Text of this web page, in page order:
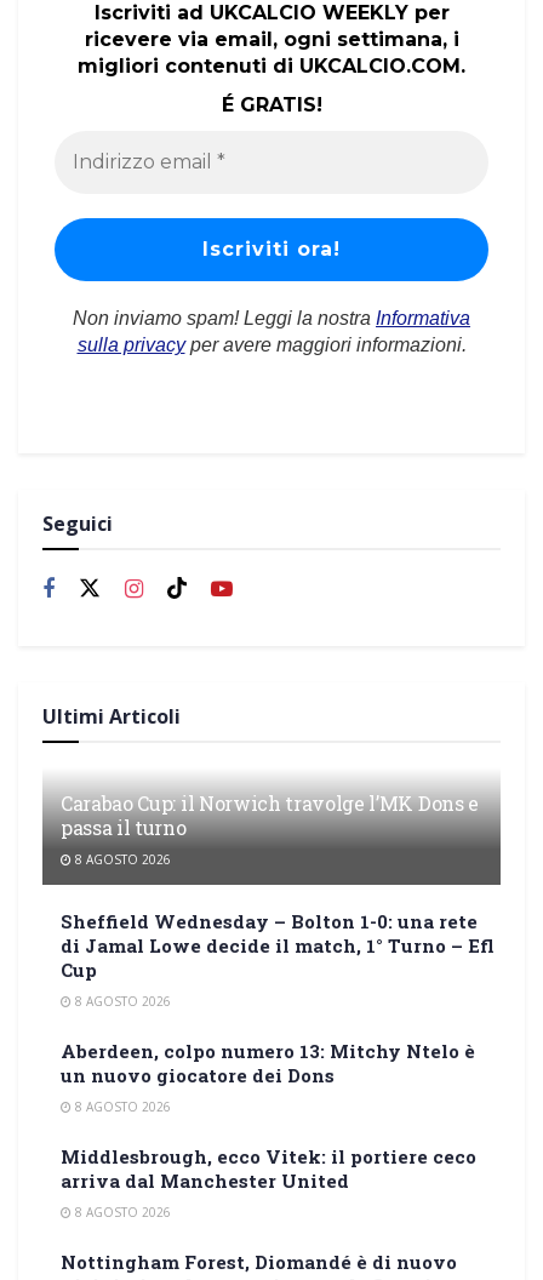
Iscriviti ad UKCALCIO WEEKLY per
ricevere via email, ogni settimana, i
migliori contenuti di UKCALCIO.COM.
É GRATIS!
Non inviamo spam! Leggi la nostra Informativa
sulla privacyper avere maggiori informazioni.
Seguici
Ultimi Articoli
Carabao Cup: il Norwich travolge l’MK Dons e
passa il turno
8 AGOSTO 2026
Sheffield Wednesday – Bolton 1-0: una rete
di Jamal Lowe decide il match, 1° Turno – Efl
Cup
8 AGOSTO 2026
Aberdeen, colpo numero 13: Mitchy Ntelo è
un nuovo giocatore dei Dons
8 AGOSTO 2026
Middlesbrough, ecco Vitek: il portiere ceco
arriva dal Manchester United
8 AGOSTO 2026
Nottingham Forest, Diomandé è di nuovo